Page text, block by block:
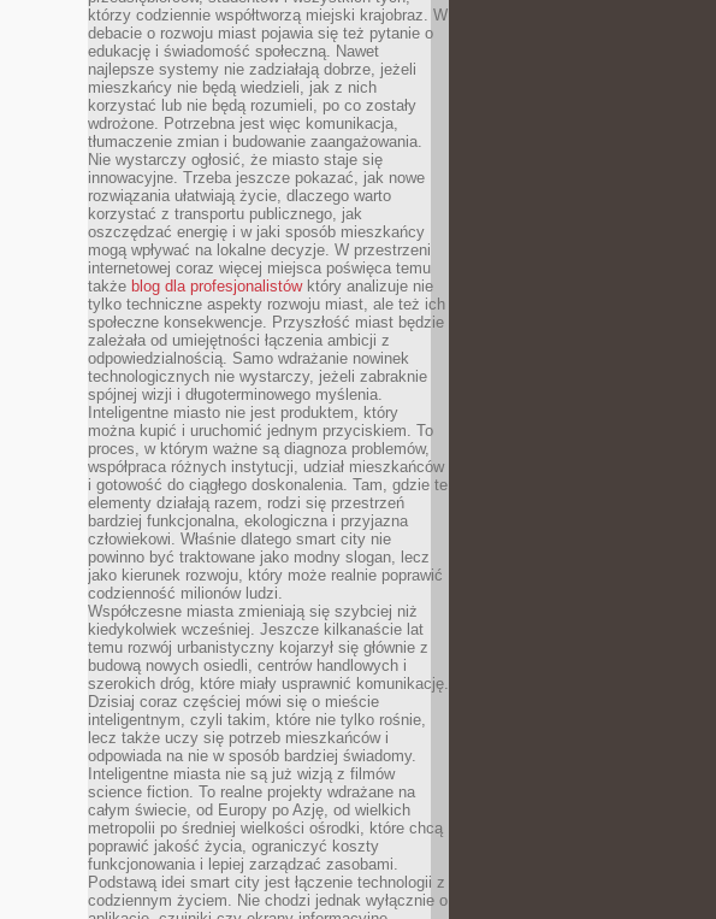
którzy codziennie współtworzą miejski krajobraz. W
debacie o rozwoju miast pojawia się też pytanie o
edukację i świadomość społeczną. Nawet
najlepsze systemy nie zadziałają dobrze, jeżeli
mieszkańcy nie będą wiedzieli, jak z nich
korzystać lub nie będą rozumieli, po co zostały
wdrożone. Potrzebna jest więc komunikacja,
tłumaczenie zmian i budowanie zaangażowania.
Nie wystarczy ogłosić, że miasto staje się
innowacyjne. Trzeba jeszcze pokazać, jak nowe
rozwiązania ułatwiają życie, dlaczego warto
korzystać z transportu publicznego, jak
oszczędzać energię i w jaki sposób mieszkańcy
mogą wpływać na lokalne decyzje. W przestrzeni
internetowej coraz więcej miejsca poświęca temu
także blog dla profesjonalistówktóry analizuje nie
tylko techniczne aspekty rozwoju miast, ale też ich
społeczne konsekwencje. Przyszłość miast będzie
zależała od umiejętności łączenia ambicji z
odpowiedzialnością. Samo wdrażanie nowinek
technologicznych nie wystarczy, jeżeli zabraknie
spójnej wizji i długoterminowego myślenia.
Inteligentne miasto nie jest produktem, który
można kupić i uruchomić jednym przyciskiem. To
proces, w którym ważne są diagnoza problemów,
współpraca różnych instytucji, udział mieszkańców
i gotowość do ciągłego doskonalenia. Tam, gdzie te
elementy działają razem, rodzi się przestrzeń
bardziej funkcjonalna, ekologiczna i przyjazna
człowiekowi. Właśnie dlatego smart city nie
powinno być traktowane jako modny slogan, lecz
jako kierunek rozwoju, który może realnie poprawić
codzienność milionów ludzi.
Współczesne miasta zmieniają się szybciej niż
kiedykolwiek wcześniej. Jeszcze kilkanaście lat
temu rozwój urbanistyczny kojarzył się głównie z
budową nowych osiedli, centrów handlowych i
szerokich dróg, które miały usprawnić komunikację.
Dzisiaj coraz częściej mówi się o mieście
inteligentnym, czyli takim, które nie tylko rośnie,
lecz także uczy się potrzeb mieszkańców i
odpowiada na nie w sposób bardziej świadomy.
Inteligentne miasta nie są już wizją z filmów
science fiction. To realne projekty wdrażane na
całym świecie, od Europy po Azję, od wielkich
metropolii po średniej wielkości ośrodki, które chcą
poprawić jakość życia, ograniczyć koszty
funkcjonowania i lepiej zarządzać zasobami.
Podstawą idei smart city jest łączenie technologii z
codziennym życiem. Nie chodzi jednak wyłącznie o